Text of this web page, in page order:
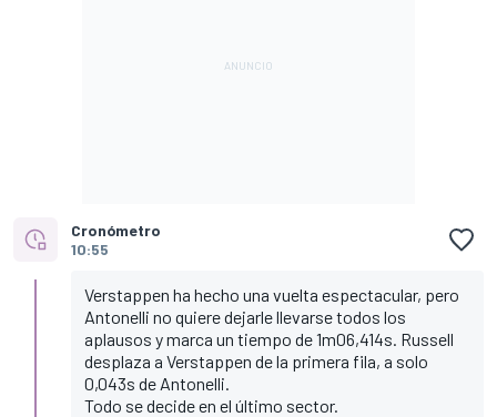
Cronómetro
10:55
Verstappen ha hecho una vuelta espectacular, pero
Antonelli no quiere dejarle llevarse todos los
aplausos y marca un tiempo de 1m06,414s. Russell
desplaza a Verstappen de la primera fila, a solo
0,043s de Antonelli.
Todo se decide en el último sector.